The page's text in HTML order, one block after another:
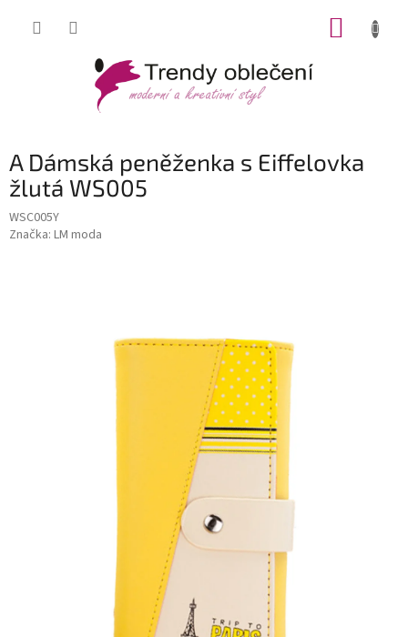
A Dámská peněženka s Eiffelovka
žlutá WS005
WSC005Y
Značka: LM moda